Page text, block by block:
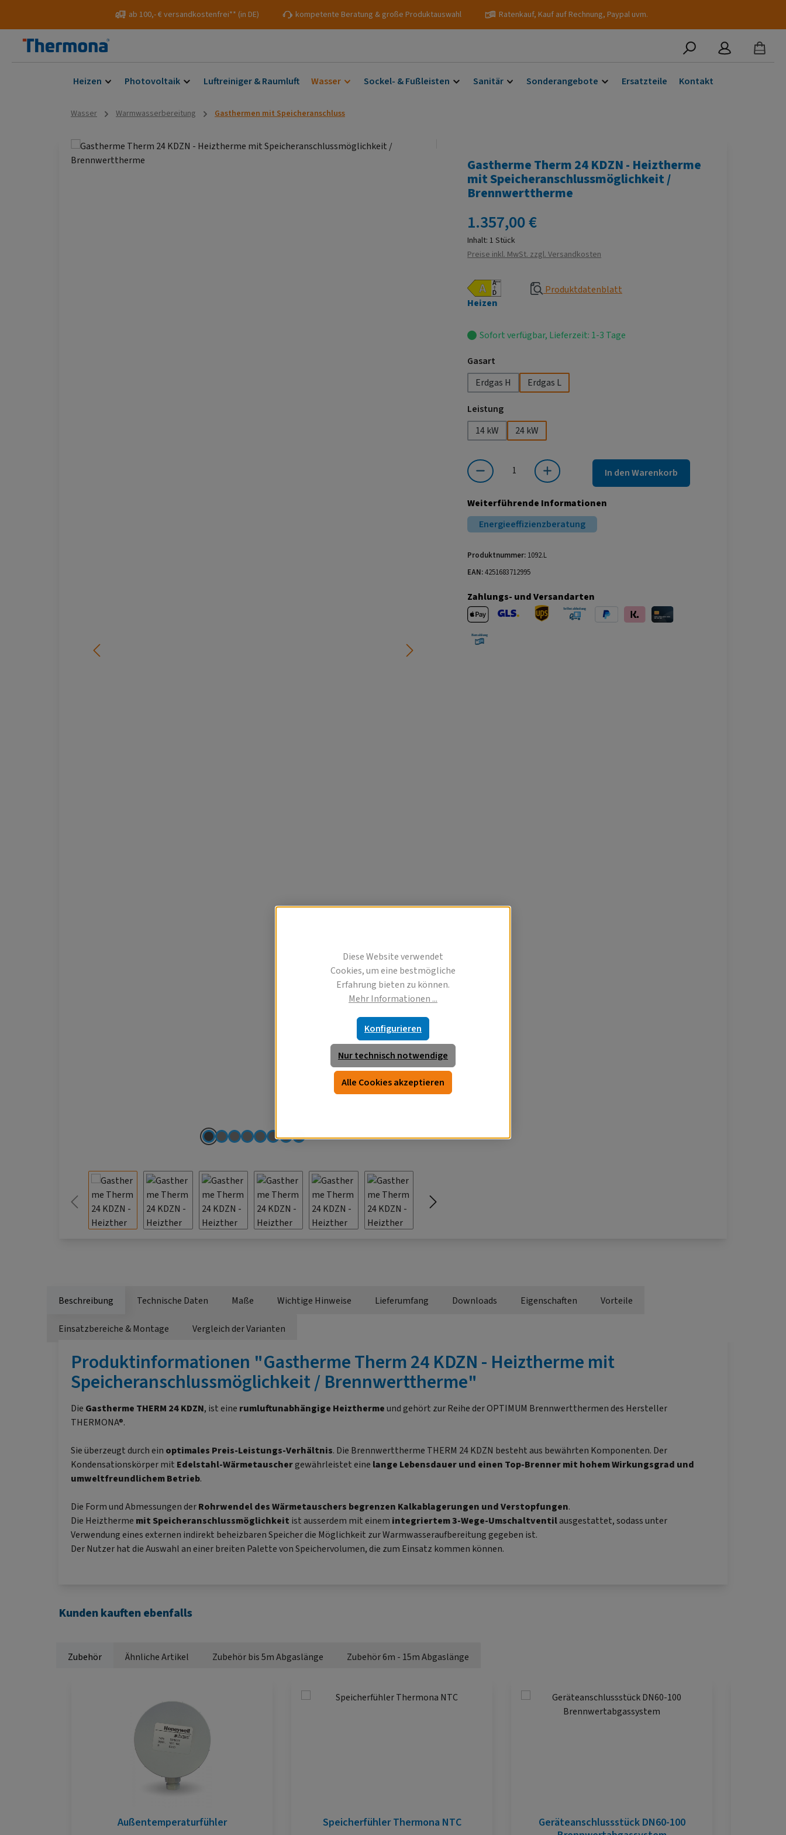
Zur Hauptnavigation springenab 100,- € versandkostenfrei** (in DE) kompetente Beratung & große Produktauswahl Ratenkauf, Kauf auf Rechnung, Paypal uvm.
Heizen Photovoltaik Luftreiniger & Raumluft Wasser Sockel- & Fußleisten Sanitär Sonderangebote Ersatzteile Kontakt
Wasser Warmwasserbereitung Gasthermen mit Speicheranschluss
Bildergalerie überspringen
Gastherme Therm 24 KDZN - Heiztherme
mit Speicheranschlussmöglichkeit /
Brennwerttherme
Regulärer Preis:
1.357,00 €
Inhalt:1 Stück
Preise inkl. MwSt. zzgl. Versandkosten
Heizen
Produktdatenblatt
Sofort verfügbar, Lieferzeit: 1-3 Tage
Gasart
Erdgas H
Erdgas L
Leistungauswählen
14 kW
24 kW
Produkt Anzahl: Gib den gewünschten Wert ein oder benutze die Schaltflächen um die
In den Warenkorb
Weiterführende Informationen
Energieeffizienzberatung
Produktnummer: 1092.L
EAN:4251683712995
Zahlungs- und Versandarten
Beschreibung Technische Daten Maße Wichtige Hinweise Lieferumfang Downloads Eigenschaften Vorteile
Einsatzbereiche & Montage Vergleich der Varianten
Produktinformationen "Gastherme Therm 24 KDZN - Heiztherme mit
Speicheranschlussmöglichkeit / Brennwerttherme"
Die Gastherme THERM 24 KDZN, ist eine rumluftunabhängige Heizthermeund gehört zur Reihe der OPTIMUM Brennwertthermen des Hersteller
THERMONA®.
Sie überzeugt durch ein optimales Preis-Leistungs-Verhältnis. Die Brennwerttherme THERM 24 KDZN besteht aus bewährten Komponenten. Der
Kondensationskörper mit Edelstahl-Wärmetauschergewährleistet eine lange Lebensdauer und einen Top-Brenner mit hohem Wirkungsgrad und
umweltfreundlichem Betrieb.
Die Form und Abmessungen derRohrwendel des Wärmetauschers begrenzen Kalkablagerungen und Verstopfungen.
Die Heiztherme mit Speicheranschlussmöglichkeit ist ausserdem mit einem integriertem 3-Wege-Umschaltventilausgestattet, sodass unter
Verwendung eines externen indirekt beheizbaren Speicher die Möglichkeit zur Warmwasseraufbereitung gegeben ist.
Der Nutzer hat die Auswahl an einer breiten Palette von Speichervolumen, die zum Einsatz kommen können.
Kunden kauften ebenfalls
Zubehör Ähnliche Artikel Zubehör bis 5m Abgaslänge
Zubehör 6m - 15m Abgaslänge
Außentemperaturfühler Speicherfühler Thermona NTC
Geräteanschlussstück DN60-100
Diese Website verwendet
Cookies, um eine bestmögliche
Erfahrung bieten zu können.
Mehr Informationen ...
Nur technisch notwendige
Konfigurieren
Alle Cookies akzeptieren